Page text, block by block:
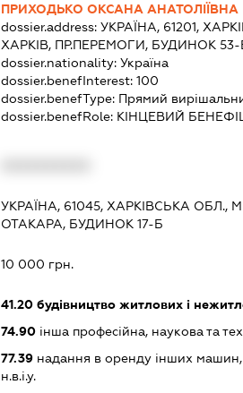
ПРИХОДЬКО ОКСАНА АНАТОЛІЇВНА
dossier.address: УКРАЇНА, 61201,
ХАРКІВ, ПР.ПЕРЕМОГИ, БУДИНОК 53-
dossier.nationality: Україна
dossier.benefInterest: 100
dossier.benefType: Прямий
dossier.benefRole: КІНЦЕВИЙ
УКРАЇНА, 61045, ХАРКІВСЬКА ОБЛ.,
ОТАКАРА, БУДИНОК 17-Б
10 000 грн.
41.20будівництво житлових і
74.90інша професійна, наукова та
77.39надання в оренду інших машин,
н.в.і.у.